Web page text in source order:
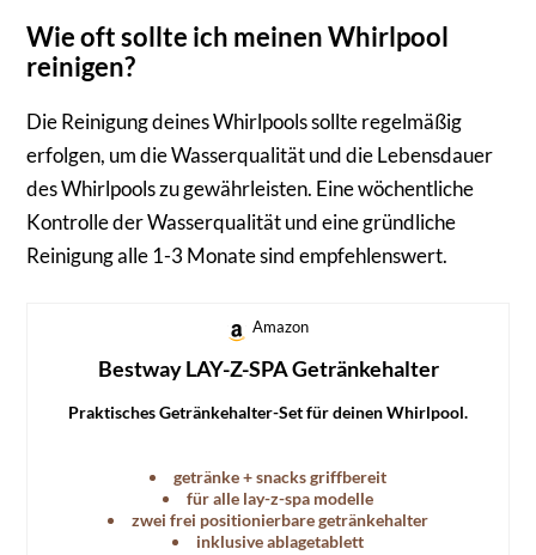
Wie oft sollte ich meinen Whirlpool
reinigen?
Die Reinigung deines Whirlpools sollte regelmäßig
erfolgen, um die Wasserqualität und die Lebensdauer
des Whirlpools zu gewährleisten. Eine wöchentliche
Kontrolle der Wasserqualität und eine gründliche
Reinigung alle 1-3 Monate sind empfehlenswert.
Amazon
Bestway LAY-Z-SPA Getränkehalter
Praktisches Getränkehalter-Set für deinen Whirlpool.
getränke + snacks griffbereit
für alle lay-z-spa modelle
zwei frei positionierbare getränkehalter
inklusive ablagetablett